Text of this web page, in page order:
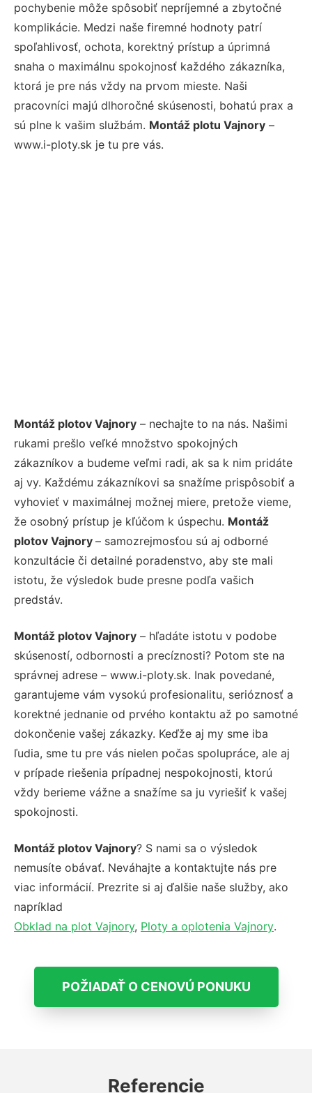
pochybenie môže spôsobiť nepríjemné a zbytočné
komplikácie. Medzi naše firemné hodnoty patrí
spoľahlivosť, ochota, korektný prístup a úprimná
snaha o maximálnu spokojnosť každého zákazníka,
ktorá je pre nás vždy na prvom mieste. Naši
pracovníci majú dlhoročné skúsenosti, bohatú prax a
sú plne k vašim službám. Montáž plotu Vajnory –
www.i-ploty.sk je tu pre vás.
Montáž plotov Vajnory – nechajte to na nás. Našimi
rukami prešlo veľké množstvo spokojných
zákazníkov a budeme veľmi radi, ak sa k nim pridáte
aj vy. Každému zákazníkovi sa snažíme prispôsobiť a
vyhovieť v maximálnej možnej miere, pretože vieme,
že osobný prístup je kľúčom k úspechu. Montáž
plotov Vajnory – samozrejmosťou sú aj odborné
konzultácie či detailné poradenstvo, aby ste mali
istotu, že výsledok bude presne podľa vašich
predstáv.
Montáž plotov Vajnory – hľadáte istotu v podobe
skúseností, odbornosti a precíznosti? Potom ste na
správnej adrese – www.i-ploty.sk. Inak povedané,
garantujeme vám vysokú profesionalitu, serióznosť a
korektné jednanie od prvého kontaktu až po samotné
dokončenie vašej zákazky. Keďže aj my sme iba
ľudia, sme tu pre vás nielen počas spolupráce, ale aj
v prípade riešenia prípadnej nespokojnosti, ktorú
vždy berieme vážne a snažíme sa ju vyriešiť k vašej
spokojnosti.
Montáž plotov Vajnory? S nami sa o výsledok
nemusíte obávať. Neváhajte a kontaktujte nás pre
viac informácií. Prezrite si aj ďalšie naše služby, ako
napríklad
Obklad na plot Vajnory, Ploty a oplotenia Vajnory.
POŽIADAŤ O CENOVÚ PONUKU
Referencie